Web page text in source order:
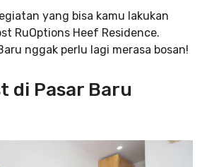
yang bisa kamu lakukan
RuOptions Heef Residence.
nggak perlu lagi merasa bosan!
di Pasar Baru